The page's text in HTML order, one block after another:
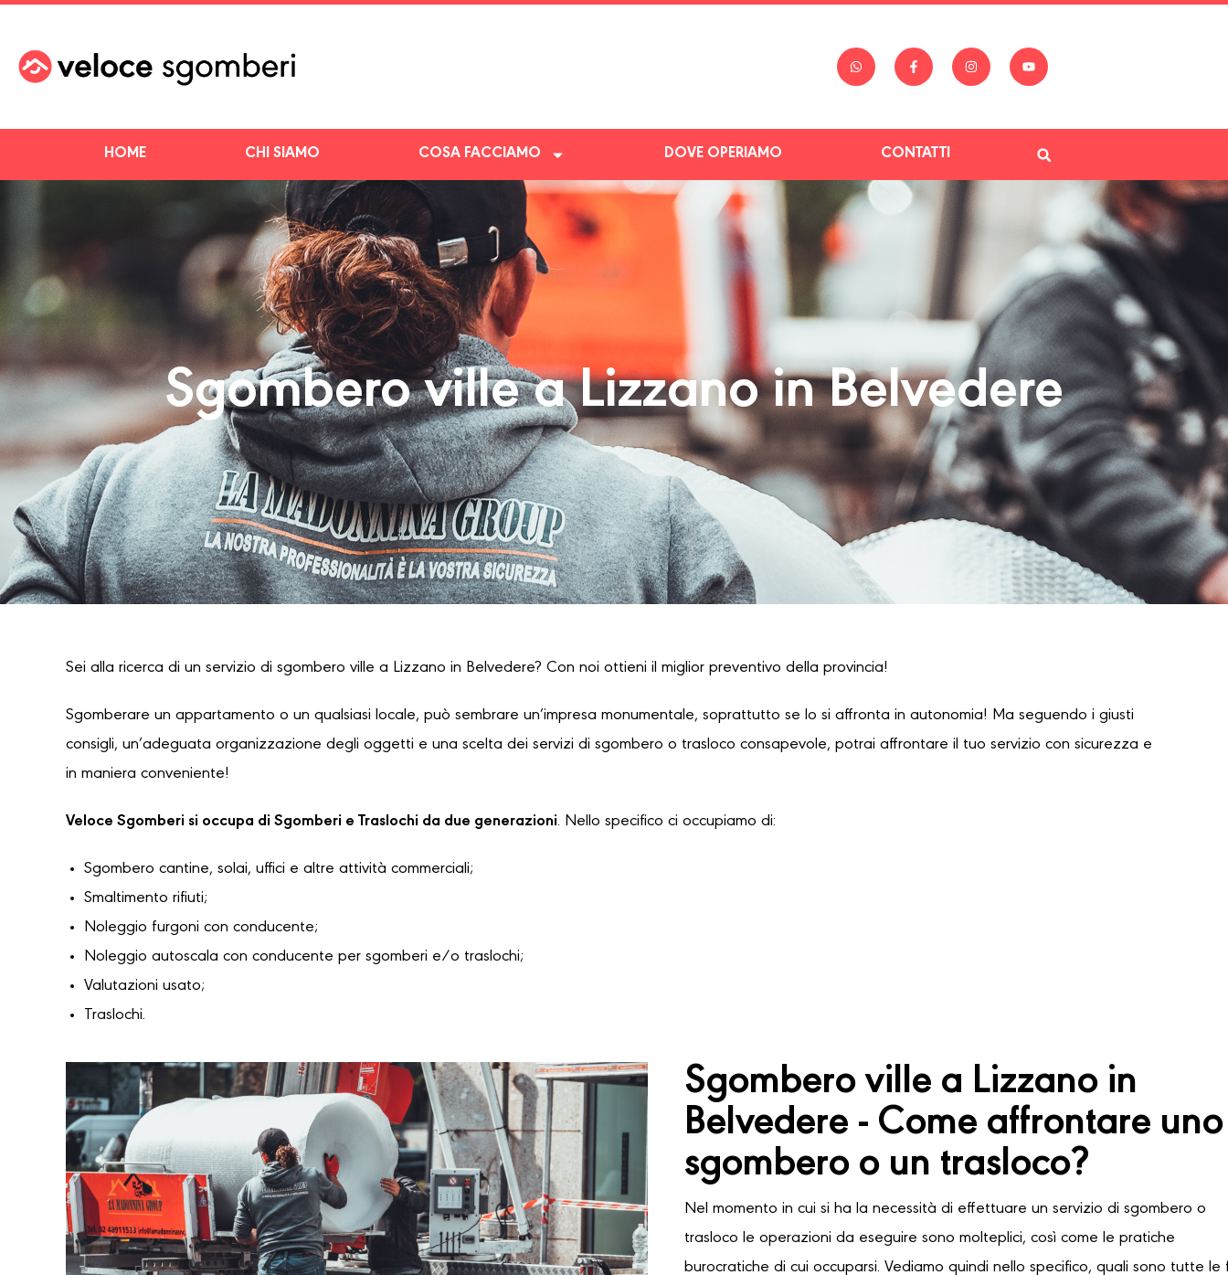
HOME CHI SIAMO COSA FACCIAMO DOVE OPERIAMO CONTATTI
Sgombero ville a Lizzano in Belvedere
Sei alla ricerca di un servizio di sgombero ville a Lizzano in Belvedere? Con noi ottieni il miglior preventivo della provincia!
Sgomberare un appartamento o un qualsiasi locale, può sembrare un’impresa monumentale, soprattutto se lo si affronta in autonomia! Ma seguendo i giusti
consigli, un’adeguata organizzazione degli oggetti e una scelta dei servizi di sgombero o trasloco consapevole, potrai affrontare il tuo servizio con sicurezza e
in maniera conveniente!
Veloce Sgomberi si occupa di Sgomberi e Traslochi da due generazioni. Nello specifico ci occupiamo di:
Sgombero cantine, solai, uffici e altre attività commerciali;
Smaltimento rifiuti;
Noleggio furgoni con conducente;
Noleggio autoscala con conducente per sgomberi e/o traslochi;
Valutazioni usato;
Traslochi.
Sgombero ville a Lizzano in
Belvedere - Come affrontare uno
sgombero o un trasloco?
Nel momento in cui si ha la necessità di effettuare un servizio di sgombero o
trasloco le operazioni da eseguire sono molteplici, così come le pratiche
burocratiche di cui occuparsi. Vediamo quindi nello specifico, quali sono tutte le